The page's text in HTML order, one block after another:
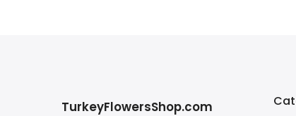
TurkeyFlowersShop.com